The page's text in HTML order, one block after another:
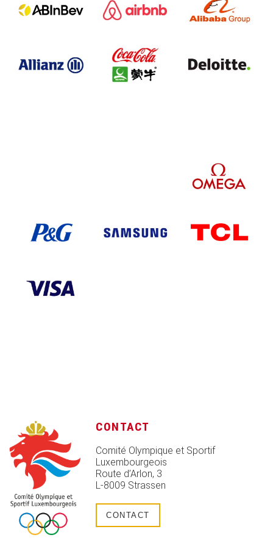
CONTACT
Comité Olympique et Sportif
Luxembourgeois
Route d’Arlon, 3
L-8009 Strassen
CONTACT